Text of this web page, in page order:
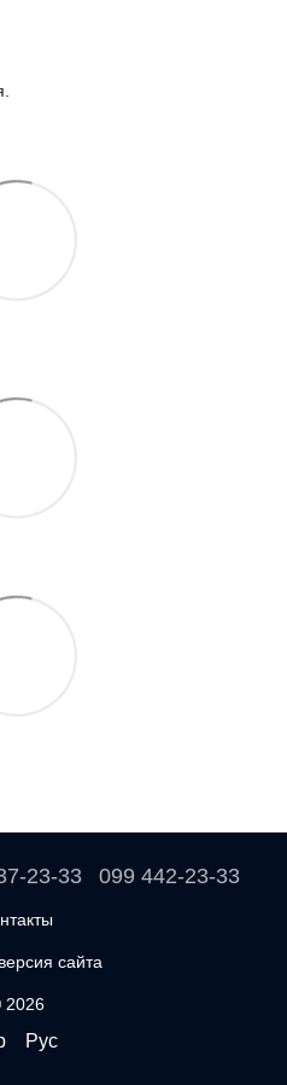
23-33 099 442-23-33
сайта
2026
Рус